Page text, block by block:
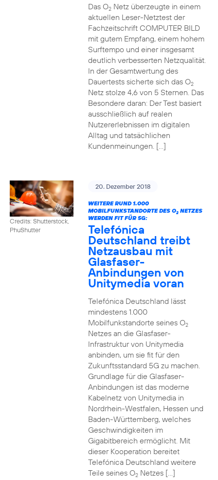
Das O2Netz überzeugte in einem
aktuellen Leser-Netztest der
Fachzeitschrift COMPUTER BILD
mit gutem Empfang, einem hohem
Surftempo und einer insgesamt
deutlich verbesserten Netzqualität.
In der Gesamtwertung des
Dauertests sicherte sich das O2
Netz stolze 4,6 von 5 Sternen. Das
Besondere daran: Der Test basiert
ausschließlich auf realen
Nutzererlebnissen im digitalen
Alltag und tatsächlichen
Kundenmeinungen. […]
Credits: Shutterstock,
PhuShutter
20. Dezember 2018
WEITERE RUND 1.000
MOBILFUNKSTANDORTE DES O2NETZES
WERDEN FIT FÜR 5G:
Telefónica
Deutschland treibt
Netzausbau mit
Glasfaser-
Anbindungen von
Unitymedia voran
Telefónica Deutschland lässt
mindestens 1.000
Mobilfunkstandorte seines O2
Netzes an die Glasfaser-
Infrastruktur von Unitymedia
anbinden, um sie fit für den
Zukunftsstandard 5G zu machen.
Grundlage für die Glasfaser-
Anbindungen ist das moderne
Kabelnetz von Unitymedia in
Nordrhein-Westfalen, Hessen und
Baden-Württemberg, welches
Geschwindigkeiten im
Gigabitbereich ermöglicht. Mit
dieser Kooperation bereitet
Telefónica Deutschland weitere
Teile seines O2Netzes […]